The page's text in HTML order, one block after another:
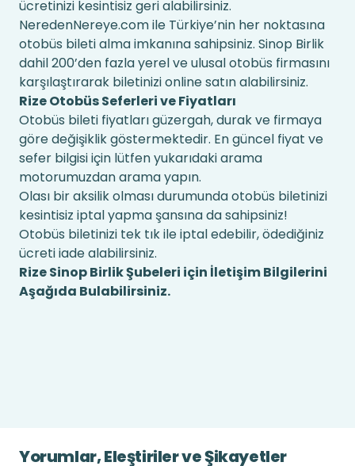
ücretinizi kesintisiz geri alabilirsiniz.
NeredenNereye.com ile Türkiye’nin her noktasına
otobüs bileti alma imkanına sahipsiniz. Sinop Birlik
dahil 200’den fazla yerel ve ulusal otobüs firmasını
karşılaştırarak biletinizi online satın alabilirsiniz.
Rize Otobüs Seferleri ve Fiyatları
Otobüs bileti fiyatları güzergah, durak ve firmaya
göre değişiklik göstermektedir. En güncel fiyat ve
sefer bilgisi için lütfen yukarıdaki arama
motorumuzdan arama yapın.
Olası bir aksilik olması durumunda otobüs biletinizi
kesintisiz iptal yapma şansına da sahipsiniz!
Otobüs biletinizi tek tık ile iptal edebilir, ödediğiniz
ücreti iade alabilirsiniz.
Rize Sinop Birlik Şubeleri için İletişim Bilgilerini
Aşağıda Bulabilirsiniz.
Yorumlar, Eleştiriler ve Şikayetler